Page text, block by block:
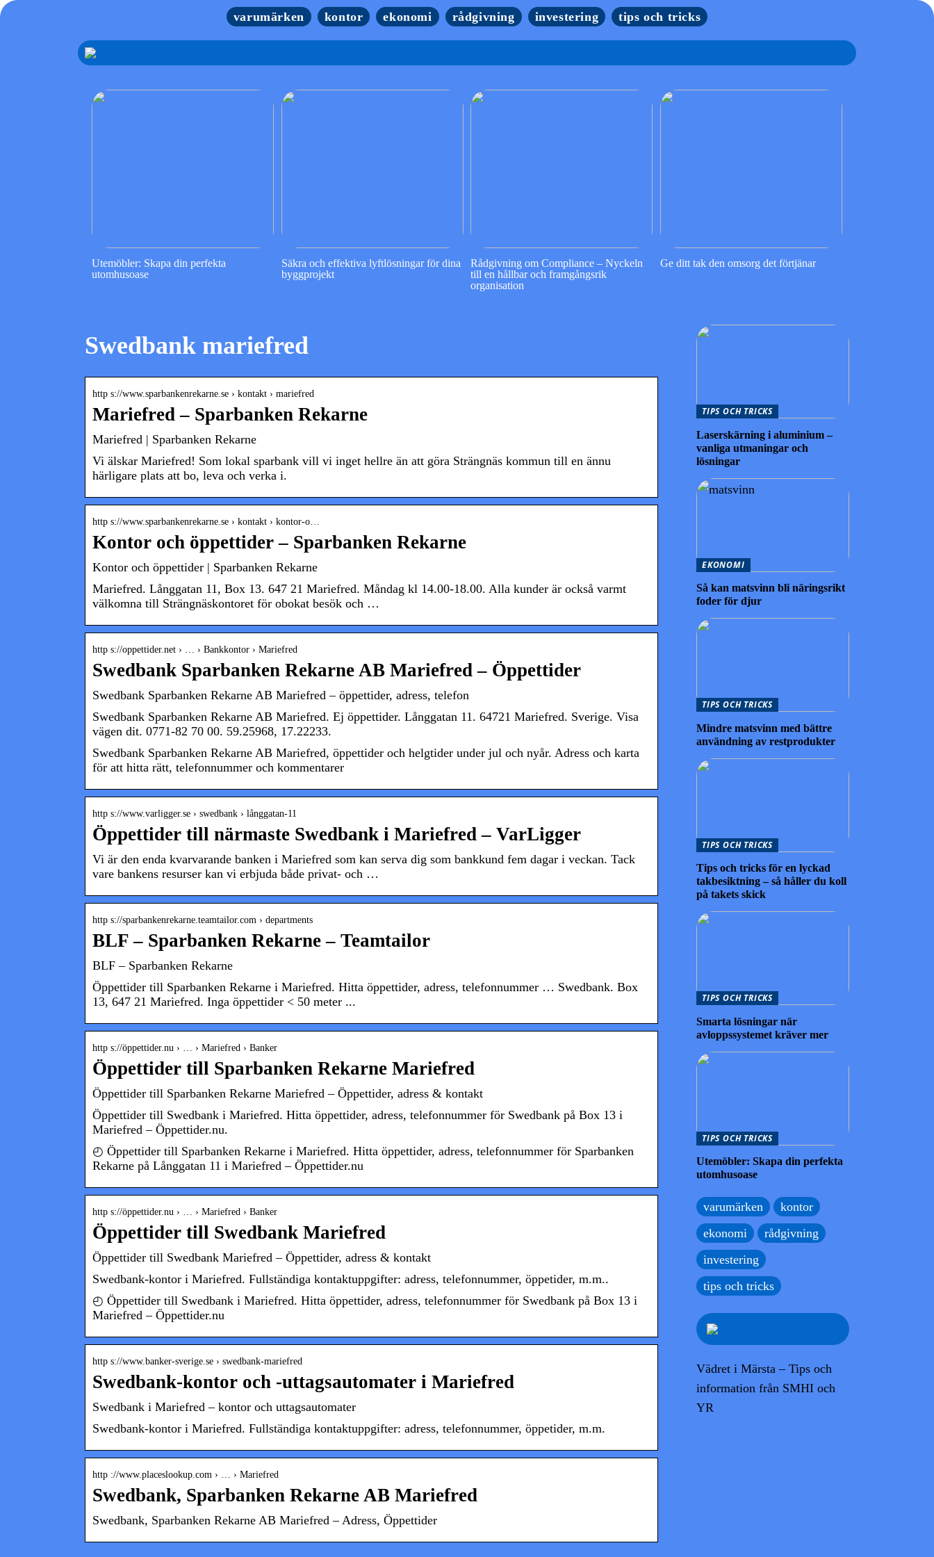
varumärken kontor ekonomi rådgivning investering tips och tricks
Utemöbler: Skapa din perfekta
utomhusoase
Säkra och effektiva lyftlösningar för dina
byggprojekt
Rådgivning om Compliance – Nyckeln
till en hållbar och framgångsrik
organisation
Ge ditt tak den omsorg det förtjänar
Swedbank mariefred
http s://www.sparbankenrekarne.se › kontakt › mariefred
Mariefred – Sparbanken Rekarne
Mariefred | Sparbanken Rekarne
Vi älskar Mariefred! Som lokal sparbank vill vi inget hellre än att göra Strängnäs kommun till en ännu
härligare plats att bo, leva och verka i.
http s://www.sparbankenrekarne.se › kontakt › kontor-o…
Kontor och öppettider – Sparbanken Rekarne
Kontor och öppettider | Sparbanken Rekarne
Mariefred. Långgatan 11, Box 13. 647 21 Mariefred. Måndag kl 14.00-18.00. Alla kunder är också varmt
välkomna till Strängnäskontoret för obokat besök och …
http s://oppettider.net › … › Bankkontor › Mariefred
Swedbank Sparbanken Rekarne AB Mariefred – Öppettider
Swedbank Sparbanken Rekarne AB Mariefred – öppettider, adress, telefon
Swedbank Sparbanken Rekarne AB Mariefred. Ej öppettider. Långgatan 11. 64721 Mariefred. Sverige. Visa
vägen dit. 0771-82 70 00. 59.25968, 17.22233.
Swedbank Sparbanken Rekarne AB Mariefred, öppettider och helgtider under jul och nyår. Adress och karta
för att hitta rätt, telefonnummer och kommentarer
http s://www.varligger.se › swedbank › långgatan-11
Öppettider till närmaste Swedbank i Mariefred – VarLigger
Vi är den enda kvarvarande banken i Mariefred som kan serva dig som bankkund fem dagar i veckan. Tack
vare bankens resurser kan vi erbjuda både privat- och …
http s://sparbankenrekarne.teamtailor.com › departments
BLF – Sparbanken Rekarne – Teamtailor
BLF – Sparbanken Rekarne
Öppettider till Sparbanken Rekarne i Mariefred. Hitta öppettider, adress, telefonnummer … Swedbank. Box
13, 647 21 Mariefred. Inga öppettider < 50 meter ...
http s://öppettider.nu › … › Mariefred › Banker
Öppettider till Sparbanken Rekarne Mariefred
Öppettider till Sparbanken Rekarne Mariefred – Öppettider, adress & kontakt
Öppettider till Swedbank i Mariefred. Hitta öppettider, adress, telefonnummer för Swedbank på Box 13 i
Mariefred – Öppettider.nu.
◴ Öppettider till Sparbanken Rekarne i Mariefred. Hitta öppettider, adress, telefonnummer för Sparbanken
Rekarne på Långgatan 11 i Mariefred – Öppettider.nu
http s://öppettider.nu › … › Mariefred › Banker
Öppettider till Swedbank Mariefred
Öppettider till Swedbank Mariefred – Öppettider, adress & kontakt
Swedbank-kontor i Mariefred. Fullständiga kontaktuppgifter: adress, telefonnummer, öppetider, m.m..
◴ Öppettider till Swedbank i Mariefred. Hitta öppettider, adress, telefonnummer för Swedbank på Box 13 i
Mariefred – Öppettider.nu
http s://www.banker-sverige.se › swedbank-mariefred
Swedbank-kontor och -uttagsautomater i Mariefred
Swedbank i Mariefred – kontor och uttagsautomater
Swedbank-kontor i Mariefred. Fullständiga kontaktuppgifter: adress, telefonnummer, öppetider, m.m.
http ://www.placeslookup.com › … › Mariefred
Swedbank, Sparbanken Rekarne AB Mariefred
Swedbank, Sparbanken Rekarne AB Mariefred – Adress, Öppettider
TIPS OCH TRICKS
Laserskärning i aluminium –
vanliga utmaningar och
lösningar
EKONOMI
Så kan matsvinn bli näringsrikt
foder för djur
TIPS OCH TRICKS
Mindre matsvinn med bättre
användning av restprodukter
TIPS OCH TRICKS
Tips och tricks för en lyckad
takbesiktning – så håller du koll
på takets skick
TIPS OCH TRICKS
Smarta lösningar när
avloppssystemet kräver mer
TIPS OCH TRICKS
Utemöbler: Skapa din perfekta
utomhusoase
varumärken
kontor
ekonomi
rådgivning
investering
tips och tricks
Vädret i Märsta – Tips och
information från SMHI och
YR